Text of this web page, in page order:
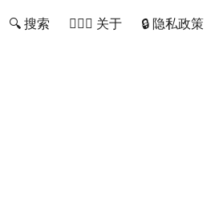
🔍 搜索 🙋🏻‍♂️ 关于 🔒 隐私政策